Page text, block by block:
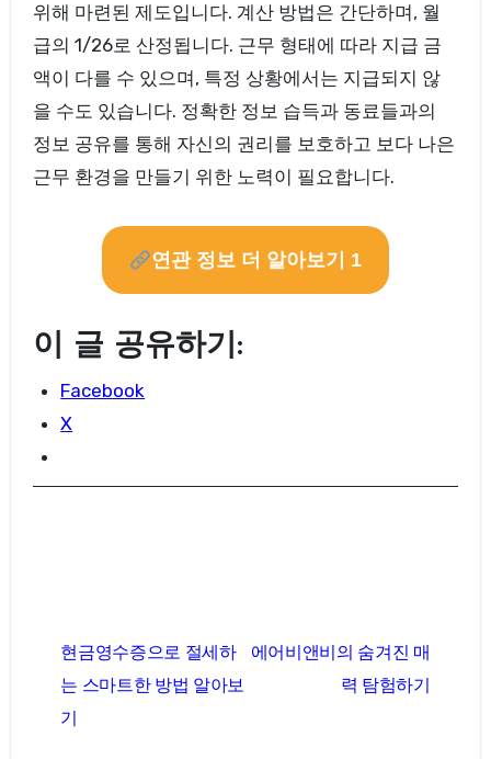
위해 마련된 제도입니다. 계산 방법은 간단하며, 월
급의 1/26로 산정됩니다. 근무 형태에 따라 지급 금
액이 다를 수 있으며, 특정 상황에서는 지급되지 않
을 수도 있습니다. 정확한 정보 습득과 동료들과의
정보 공유를 통해 자신의 권리를 보호하고 보다 나은
근무 환경을 만들기 위한 노력이 필요합니다.
연관 정보 더 알아보기 1
이 글 공유하기:
Facebook
X
탐
색
현금영수증으로 절세하
는 스마트한 방법 알아보
기
에어비앤비의 숨겨진 매
력 탐험하기